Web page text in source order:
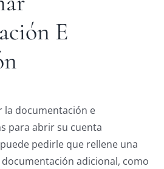
E
la documentación e
para abrir su cuenta
pedirle que rellene una
adicional, como